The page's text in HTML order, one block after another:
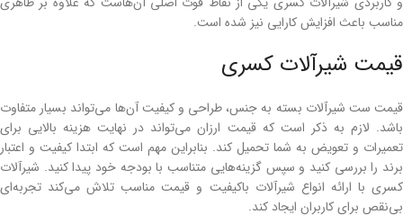
مناسب باعث افزایش کارایی نیز شده است.
قیمت شیرآلات کسری
قیمت ست شیرآلات بسته به جنس، طراحی و کیفیت آن‌ها می‌تواند بسیار متفاوت
باشد. لازم به ذکر است که قیمت ارزان می‌تواند در نهایت هزینه بالایی برای
تعمیرات و تعویض به شما تحمیل کند. بنابراین مهم است که ابتدا کیفیت و اعتبار
برند را بررسی کنید و سپس گزینه‌هایی متناسب با بودجه خود پیدا کنید. شیرآلات
کسری با ارائه انواع شیرآلات باکیفیت و قیمت مناسب تلاش می‌کند تجربه‌ای
بی‌نقص برای کاربران ایجاد کند.